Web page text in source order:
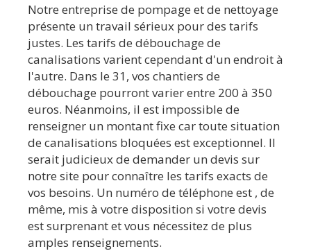
Notre entreprise de pompage et de nettoyage
présente un travail sérieux pour des tarifs
justes. Les tarifs de débouchage de
canalisations varient cependant d'un endroit à
l'autre. Dans le 31, vos chantiers de
débouchage pourront varier entre 200 à 350
euros. Néanmoins, il est impossible de
renseigner un montant fixe car toute situation
de canalisations bloquées est exceptionnel. Il
serait judicieux de demander un devis sur
notre site pour connaître les tarifs exacts de
vos besoins. Un numéro de téléphone est , de
même, mis à votre disposition si votre devis
est surprenant et vous nécessitez de plus
amples renseignements.